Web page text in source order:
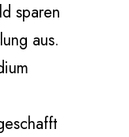
sparen
aus.